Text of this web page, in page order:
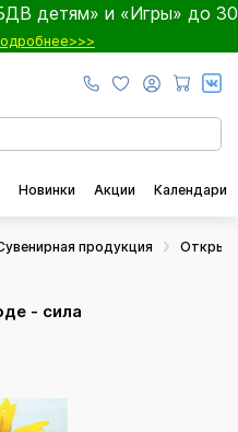
детям» и «Игры» до 30
Новинки Акции Календари
продукция
- сила